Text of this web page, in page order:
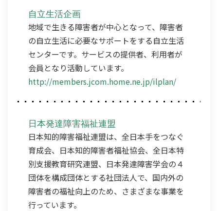
自立生活企画
地域で生きる障害者が中心となって、障害者
の自立生活に必要なサポートをする自立生活
センターです。サービスの提供者、利用者が
会員となり活動しています。
http://members.jcom.home.ne.jp/ilplan/
日本発達障害福祉連盟
日本知的障害福祉連盟は、全日本手をつなぐ
育成会、日本知的障害者福祉協会、全日本特
別支援教育研究連盟、日本発達障害学会の４
団体を構成団体とする社団法人で、国内外の
障害者の福祉向上のため、さまざまな事業を
行っています。